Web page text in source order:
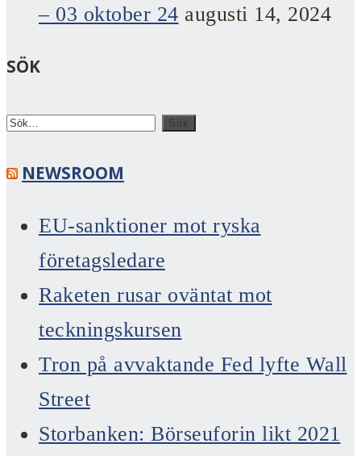
– 03 oktober 24 augusti 14, 2024
SÖK
NEWSROOM
EU-sanktioner mot ryska
företagsledare
Raketen rusar oväntat mot
teckningskursen
Tron på avvaktande Fed lyfte Wall
Street
Storbanken: Börseuforin likt 2021